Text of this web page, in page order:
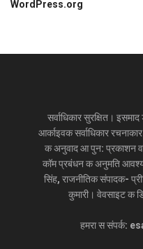
WordPress.org
सर्वाधिकार सुरक्षित।
आर्काइवक सर्वाधिकार
क अनुवाद आ पुन: प्रकाशन
कॉम प्रबंधन क अनुमति
सिंह, राजनीतिक संपादक-
कुमारी। वेवसाइट क
हमरा स संपर्क: